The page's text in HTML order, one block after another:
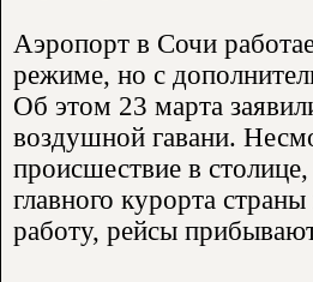
Аэропорт в Сочи
режиме, но с
Об этом 23 марта
воздушной гавани.
происшествие в
главного курорта
работу, рейсы